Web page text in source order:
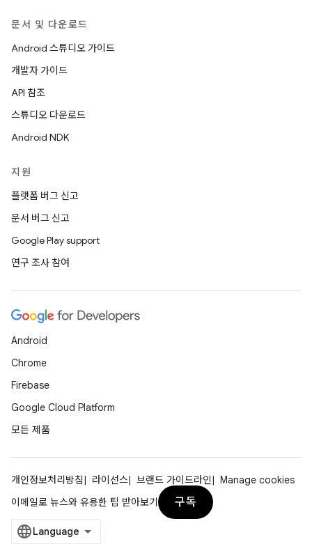
문서 및 다운로드
Android 스튜디오 가이드
개발자 가이드
API 참조
스튜디오 다운로드
Android NDK
지원
플랫폼 버그 신고
문서 버그 신고
Google Play support
연구 조사 참여
Android
Chrome
Firebase
Google Cloud Platform
모든 제품
개인정보처리방침 라이선스 브랜드 가이드라인
Manage cookies
이메일로 뉴스와 유용한 팁 받아보기
구독